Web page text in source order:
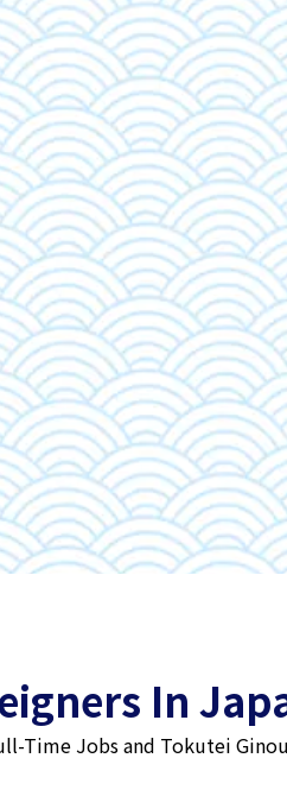
In
Time Jobs and Tokutei